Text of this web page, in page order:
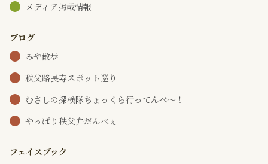
メディア掲載情報
ブログ
みや散歩
秩父路長寿スポット巡り
むさしの探検隊ちょっくら行ってんべ～！
やっぱり秩父弁だんべぇ
フェイスブック